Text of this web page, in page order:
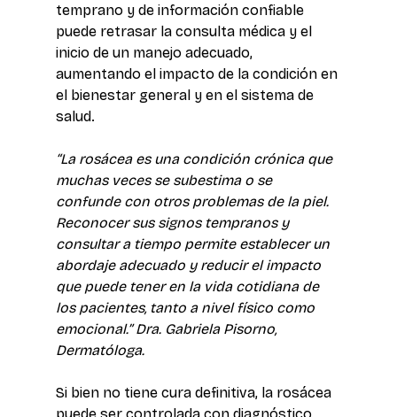
temprano y de información confiable
puede retrasar la consulta médica y el
inicio de un manejo adecuado,
aumentando el impacto de la condición en
el bienestar general y en el sistema de
salud.
“La rosácea es una condición crónica que
muchas veces se subestima o se
confunde con otros problemas de la piel.
Reconocer sus signos tempranos y
consultar a tiempo permite establecer un
abordaje adecuado y reducir el impacto
que puede tener en la vida cotidiana de
los pacientes, tanto a nivel físico como
emocional.” Dra. Gabriela Pisorno,
Dermatóloga.
Si bien no tiene cura definitiva, la rosácea
puede ser controlada con diagnóstico